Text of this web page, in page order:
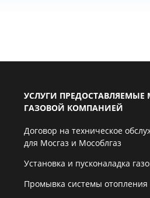
УСЛУГИ ПРЕДОСТАВЛЯЕМЫЕ
ГАЗОВОЙ КОМПАНИЕЙ
Договор на техническое
для Мосгаз и Мособлгаз
Установка и пусконаладка
Промывка системы отопления